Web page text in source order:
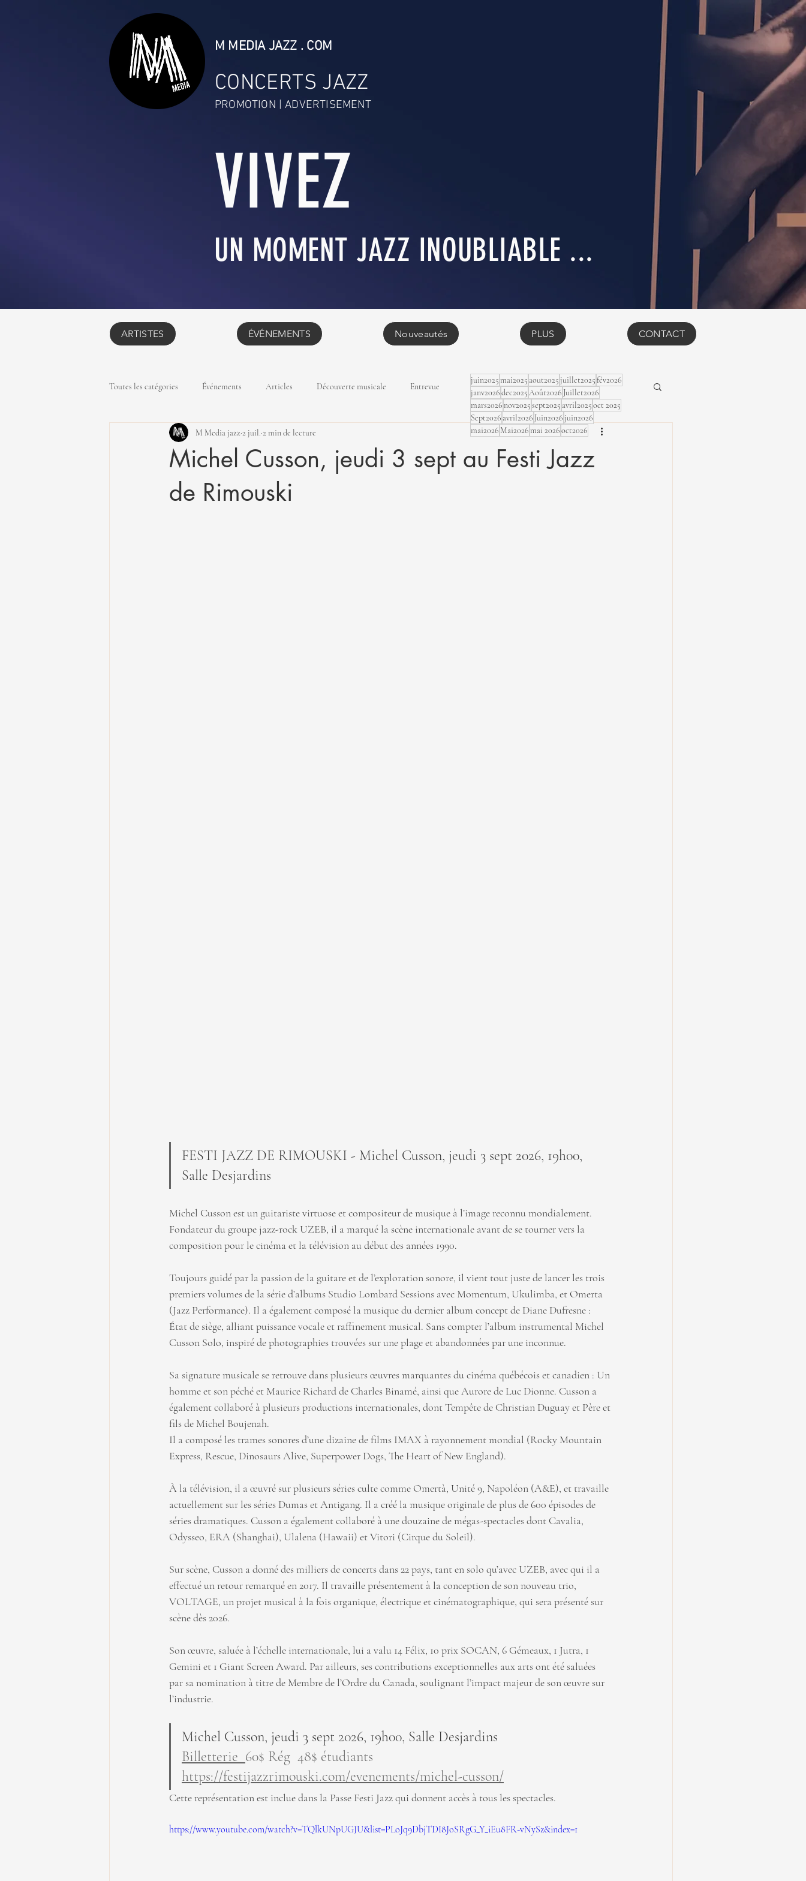
CONCERTS JAZZ
PROMOTION | ADVERTISEMENT
M MEDIA JAZZ . COM
VIVEZ
UN MOMENT JAZZ INOUBLIABLE ...
ARTISTES ÉVÉNEMENTS Nouveautés PLUS CONTACT
Toutes les catégories Événements Articles Découverte musicale Entrevue
Michel Cusson, jeudi 3 sept au Festi Jazz
de Rimouski
M Media jazz 2 juil. 2 min de lecture
FESTI JAZZ DE RIMOUSKI - Michel Cusson, jeudi 3 sept 2026, 19h00,
Salle Desjardins
Michel Cusson est un guitariste virtuose et compositeur de musique à l’image reconnu mondialement.
Fondateur du groupe jazz-rock UZEB, il a marqué la scène internationale avant de se tourner vers la
composition pour le cinéma et la télévision au début des années 1990.
Toujours guidé par la passion de la guitare et de l’exploration sonore, il vient tout juste de lancer les trois
premiers volumes de la série d’albums Studio Lombard Sessions avec Momentum, Ukulimba, et Omerta
(Jazz Performance). Il a également composé la musique du dernier album concept de Diane Dufresne :
État de siège, alliant puissance vocale et raffinement musical. Sans compter l’album instrumental Michel
Cusson Solo, inspiré de photographies trouvées sur une plage et abandonnées par une inconnue.
Sa signature musicale se retrouve dans plusieurs œuvres marquantes du cinéma québécois et canadien : Un
homme et son péché et Maurice Richard de Charles Binamé, ainsi que Aurore de Luc Dionne. Cusson a
également collaboré à plusieurs productions internationales, dont Tempête de Christian Duguay et Père et
fils de Michel Boujenah.
Il a composé les trames sonores d’une dizaine de films IMAX à rayonnement mondial (Rocky Mountain
Express, Rescue, Dinosaurs Alive, Superpower Dogs, The Heart of New England).
À la télévision, il a œuvré sur plusieurs séries culte comme Omertà, Unité 9, Napoléon (A&E), et travaille
actuellement sur les séries Dumas et Antigang. Il a créé la musique originale de plus de 600 épisodes de
séries dramatiques. Cusson a également collaboré à une douzaine de mégas-spectacles dont Cavalia,
Odysseo, ERA (Shanghai), Ulalena (Hawaii) et Vitori (Cirque du Soleil).
Sur scène, Cusson a donné des milliers de concerts dans 22 pays, tant en solo qu’avec UZEB, avec qui il a
effectué un retour remarqué en 2017. Il travaille présentement à la conception de son nouveau trio,
VOLTAGE, un projet musical à la fois organique, électrique et cinématographique, qui sera présenté sur
scène dès 2026.
Son œuvre, saluée à l’échelle internationale, lui a valu 14 Félix, 10 prix SOCAN, 6 Gémeaux, 1 Jutra, 1
Gemini et 1 Giant Screen Award. Par ailleurs, ses contributions exceptionnelles aux arts ont été saluées
par sa nomination à titre de Membre de l’Ordre du Canada, soulignant l’impact majeur de son œuvre sur
l’industrie.
Michel Cusson, jeudi 3 sept 2026, 19h00, Salle Desjardins
Billetterie 60$ Rég  48$ étudiants
https://festijazzrimouski.com/evenements/michel-cusson/
Cette représentation est inclue dans la Passe Festi Jazz qui donnent accès à tous les spectacles.
https://www.youtube.com/watch?v=TQlkUNpUGJU&list=PLoJq9DbjTDI8JoSRgG_Y_iEu8FR-vNySz&index=1
juin2025mai2025 aout2025juillet2025fév2026
janv2026dec2025Août2026 Juillet2026
mars2026nov2025sept2025 avril2025oct 2025
Sept2026 avril2026 Juin2026juin2026
mai2026 Mai2026mai 2026oct2026